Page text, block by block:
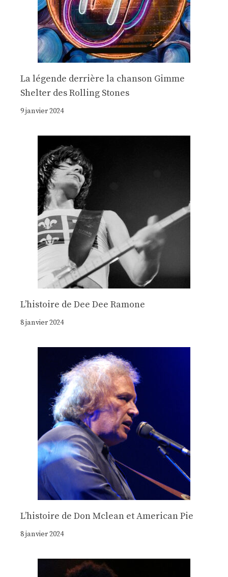
La légende derrière la chanson Gimme
Shelter des Rolling Stones
9 janvier 2024
Lʼhistoire de Dee Dee Ramone
8 janvier 2024
Lʼhistoire de Don Mclean et American Pie
8 janvier 2024